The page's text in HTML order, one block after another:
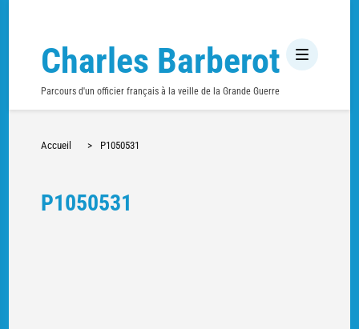
Charles Barberot
Parcours d'un officier français à la veille de la Grande Guerre
Accueil > P1050531
P1050531